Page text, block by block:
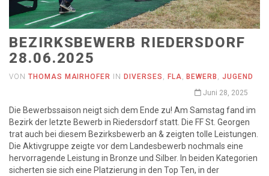
BEZIRKSBEWERB RIEDERSDORF
28.06.2025
VON THOMAS MAIRHOFER INDIVERSES , FLA,BEWERB ,JUGEND
Juni 28, 2025
Die Bewerbssaison neigt sich dem Ende zu! Am Samstag fand im
Bezirk der letzte Bewerb in Riedersdorf statt. Die FF St. Georgen
trat auch bei diesem Bezirksbewerb an & zeigten tolle Leistungen.
Die Aktivgruppe zeigte vor dem Landesbewerb nochmals eine
hervorragende Leistung in Bronze und Silber. In beiden Kategorien
sicherten sie sich eine Platzierung in den Top Ten, in der